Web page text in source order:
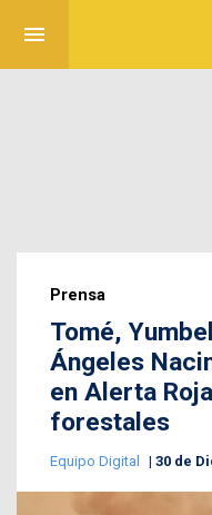
menu
Prensa
Tomé,
Ángeles
en Alerta
forestales
Equipo Digital 30 de